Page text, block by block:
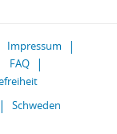
Impressum
FAQ
Schweden